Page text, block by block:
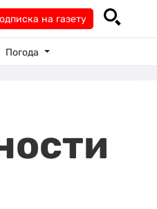
на газету
Погода